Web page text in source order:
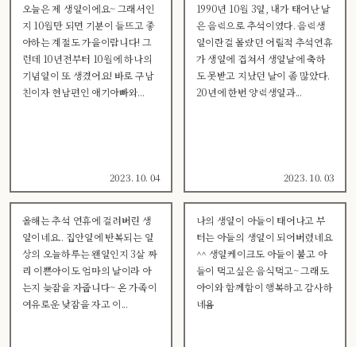
오늘은 제 생일이에요~ 그래서인
지 10월만 되면 기분이 들뜨고 좋
아하는 계절도 가을이랍니다! 그
런데 10년전부터 10월에 하나의
기념일이 또 생겼어요! 바로 구남
친이자 현남편인 애기아빠와...
2023. 10. 04
1990년 10월 3일, 내가 태어난 날
은 음력으로 추석이였다. 음력생
일이란걸 몰랐던 어릴적 추석연휴
가 생일에 겹쳐서 생일날에 축하
도 못받고 지났던 날이 좀 많았다.
20년에 한번 양력생일과...
2023. 10. 03
올해는 추석 연휴에 걸려버린 생
일이네요.. 집안일에 반복되는 일
상의 오늘하루는 왠일인지 3살 짜
리 이쁜아이도 엄마의 날이라 아
는지 늦잠을 자줍니다~ 온 가족이
여유로운 낮잠을 자고 이...
나의 생일이 아들이 태어나고 부
터는 아들의 생일이 되어버렸네요
^^ 생일케이크도 아들이 불고 아
들이 먹고싶은 음식먹고~ 그래도
아이와 함께함이 행복하고 감사하
네욤